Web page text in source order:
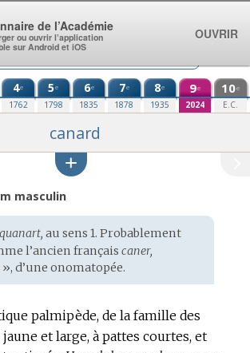
4e
1762
5e
1798
6e
1835
7e
1878
8e
1935
9e
2024
10e
E.C.
canard
masculin
quanart, au sens 1. Probablement
l’ancien français caner,
d’une onomatopée.
palmipède, de la famille des
jaune et large, à pattes courtes, et
de l’Académie
ou ouvrir l’application
sur Android et iOS
OUVRIR